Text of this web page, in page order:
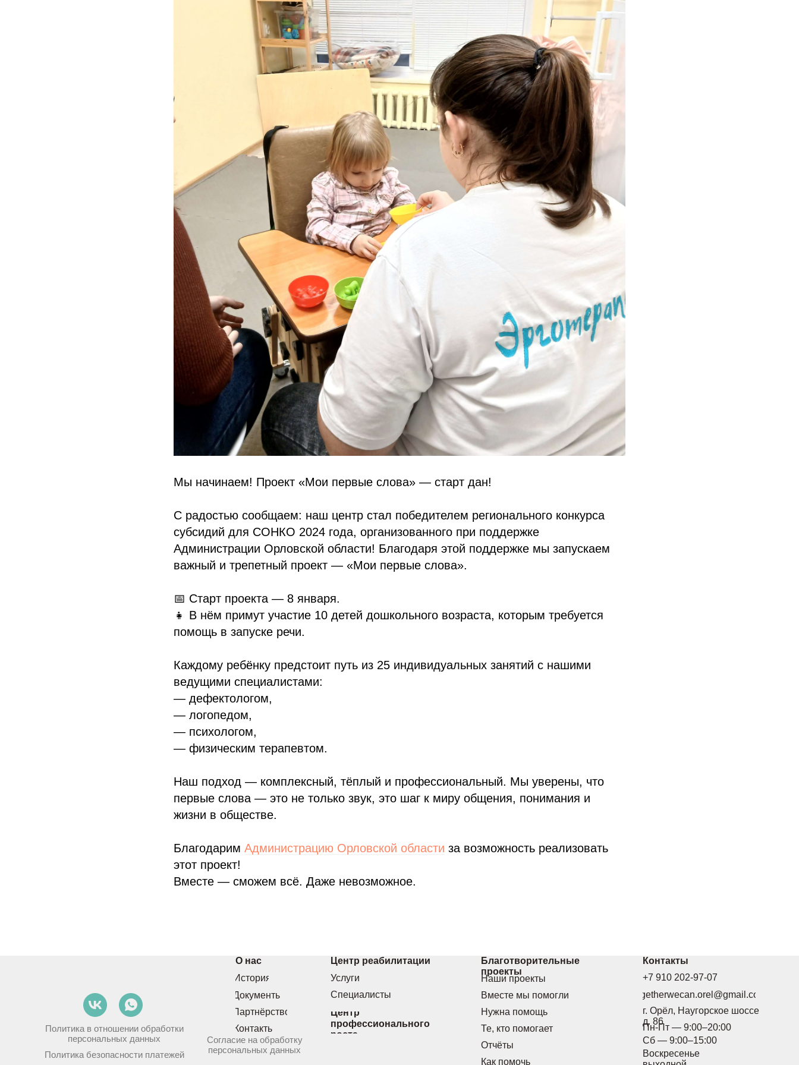
Мы начинаем! Проект «Мои первые слова» — старт дан!
С радостью сообщаем: наш центр стал победителем регионального конкурса
субсидий для СОНКО 2024 года, организованного при поддержке
Администрации Орловской области! Благодаря этой поддержке мы запускаем
важный и трепетный проект — «Мои первые слова».
📅 Старт проекта — 8 января.
👧 В нём примут участие 10 детей дошкольного возраста, которым требуется
помощь в запуске речи.
Каждому ребёнку предстоит путь из 25 индивидуальных занятий с нашими
ведущими специалистами:
— дефектологом,
— логопедом,
— психологом,
— физическим терапевтом.
Наш подход — комплексный, тёплый и профессиональный. Мы уверены, что
первые слова — это не только звук, это шаг к миру общения, понимания и
жизни в обществе.
Благодарим Администрацию Орловской области за возможность реализовать
этот проект!
Вместе — сможем всё. Даже невозможное.
Политика в отношении обработки
персональных данных
О нас
История
Документы
Партнёрство
Контакты
Центр реабилитации
Услуги
Специалисты
Центр
профессионального
роста
Благотворительные
проекты
Наши проекты
Вместе мы помогли
Нужна помощь
Те, кто помогает
Отчёты
Как помочь
Контакты
+7 910 202-97-07
togetherwecan.orel@gmail.com
г. Орёл, Наугорское шоссе
д. 86
Пн-Пт — 9:00–20:00
Сб — 9:00–15:00
Воскресенье
Политика безопасности платежей
Согласие на обработку
персональных данных